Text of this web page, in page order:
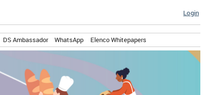
Login
DS Ambassador WhatsApp Elenco Whitepapers